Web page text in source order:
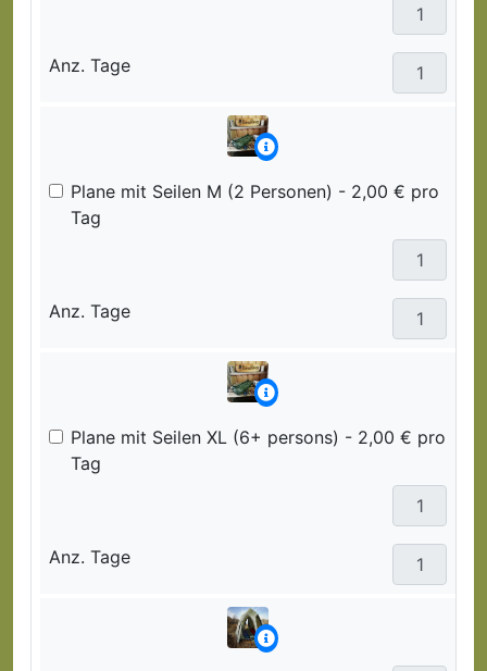
Anz. Tage
Plane mit Seilen M (2 Personen) - 2,00 € pro
Tag
Anz. Tage
Plane mit Seilen XL (6+ persons) - 2,00 € pro
Tag
Anz. Tage